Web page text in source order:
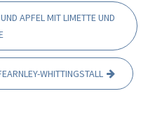
APFEL MIT LIMETTE UND
WHITTINGSTALL